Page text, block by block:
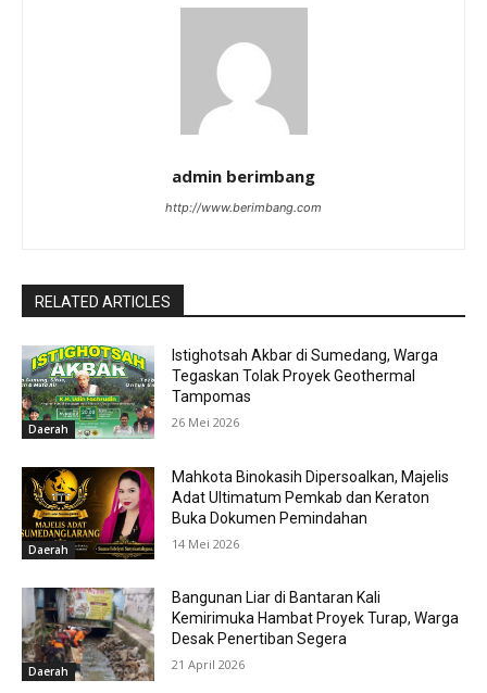
admin berimbang
http://www.berimbang.com
RELATED ARTICLES
Daerah
Istighotsah Akbar di Sumedang, Warga
Tegaskan Tolak Proyek Geothermal
Tampomas
26 Mei 2026
Daerah
Mahkota Binokasih Dipersoalkan, Majelis
Adat Ultimatum Pemkab dan Keraton
Buka Dokumen Pemindahan
14 Mei 2026
Daerah
Bangunan Liar di Bantaran Kali
Kemirimuka Hambat Proyek Turap, Warga
Desak Penertiban Segera
21 April 2026